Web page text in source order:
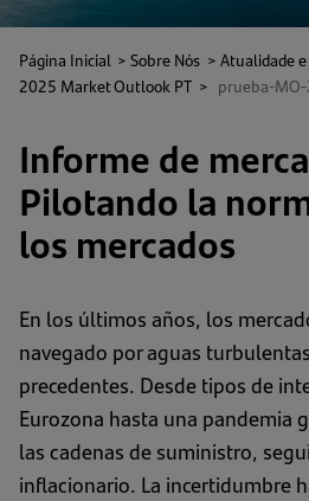
Página Inicial > Sobre Nós > Atualidade
2025 Market Outlook PT > prueba-
Informe de
Pilotando la
los mercados
En los últimos años, los
navegado por aguas
precedentes. Desde tipos de
Eurozona hasta una pandemia
las cadenas de suministro,
inflacionario. La incertidumbre